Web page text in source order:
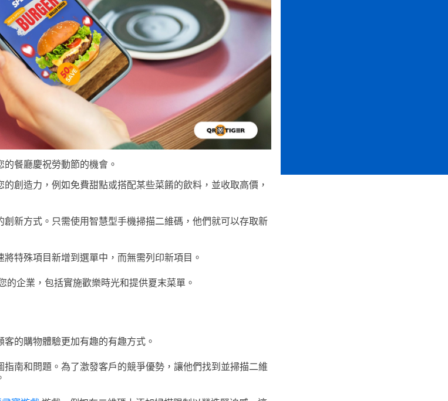
餐廳慶祝勞動節的機會。
創造力，例如免費甜點或搭配某些菜餚的飲料，並收取高價，
新方式。只需使用智慧型手機掃描二維碼，他們就可以存取新
特殊項目新增到選單中，而無需列印新項目。
的企業，包括實施歡樂時光和提供夏末菜單。
的購物體驗更加有趣的有趣方式。
南和問題。為了激發客戶的競爭優勢，讓他們找到並掃描二維